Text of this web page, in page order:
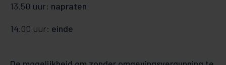
13.50 uur: napraten
14.00 uur: einde